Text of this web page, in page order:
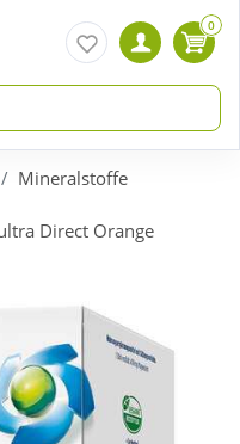
0
Mineralstoffe
Direct Orange